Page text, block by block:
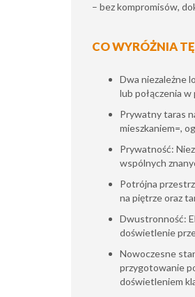
– bez kompromisów,
CO WYRÓŻNIA
Dwa niezależne
lub połączenia
Prywatny taras
mieszkaniem=,
Prywatność:
wspólnych
Potrójna
na piętrze oraz
Dwustronność:
doświetlenie
Nowoczesne
przygotowanie
doświetleniem